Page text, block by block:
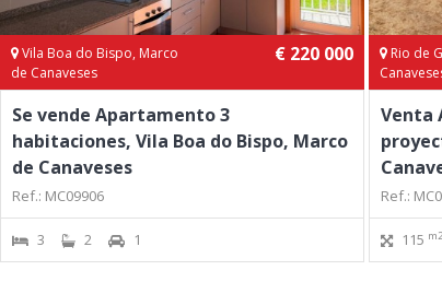
Vila Boa do Bispo, Marco
de Canaveses
€ 220 000
Se vende Apartamento 3
habitaciones, Vila Boa do Bispo, Marco
de Canaveses
Ref.: MC09906
3 2 1
Rio de
Venta
Ref.:
115 m2